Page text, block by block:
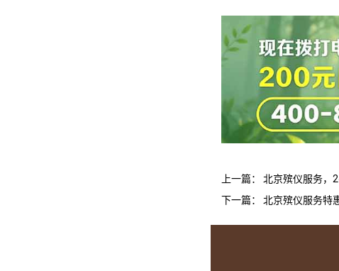
上一篇： 北京殡仪服务，
下一篇： 北京殡仪服务特